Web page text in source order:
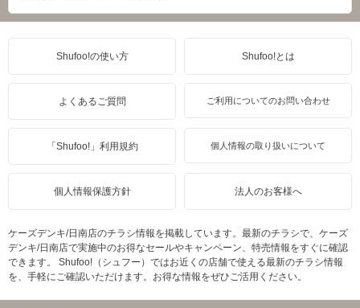
Shufoo!の使い方 Shufoo!とは
よくあるご質問 ご利用についてのお問い合わせ
「Shufoo!」利用規約 個人情報の取り扱いについて
個人情報保護方針 法人のお客様へ
ケーズデンキ/日南店のチラシ情報を掲載しています。最新のチラシで、ケーズ
デンキ/日南店で実施中のお得なセールやキャンペーン、特売情報をすぐに確認
できます。 Shufoo!（シュフー）ではお近くの店舗で使える最新のチラシ情報
を、手軽にご確認いただけます。お得な情報をぜひご活用ください。